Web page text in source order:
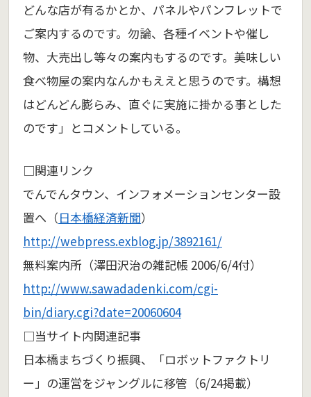
どんな店が有るかとか、パネルやパンフレットで
ご案内するのです。勿論、各種イベントや催し
物、大売出し等々の案内もするのです。美味しい
食べ物屋の案内なんかもええと思うのです。構想
はどんどん膨らみ、直ぐに実施に掛かる事とした
のです」とコメントしている。
□関連リンク
でんでんタウン、インフォメーションセンター設
置へ（日本橋経済新聞）
http://webpress.exblog.jp/3892161/
無料案内所（澤田沢治の雑記帳 2006/6/4付）
http://www.sawadadenki.com/cgi-
bin/diary.cgi?date=20060604
□当サイト内関連記事
日本橋まちづくり振興、「ロボットファクトリ
ー」の運営をジャングルに移管（6/24掲載）